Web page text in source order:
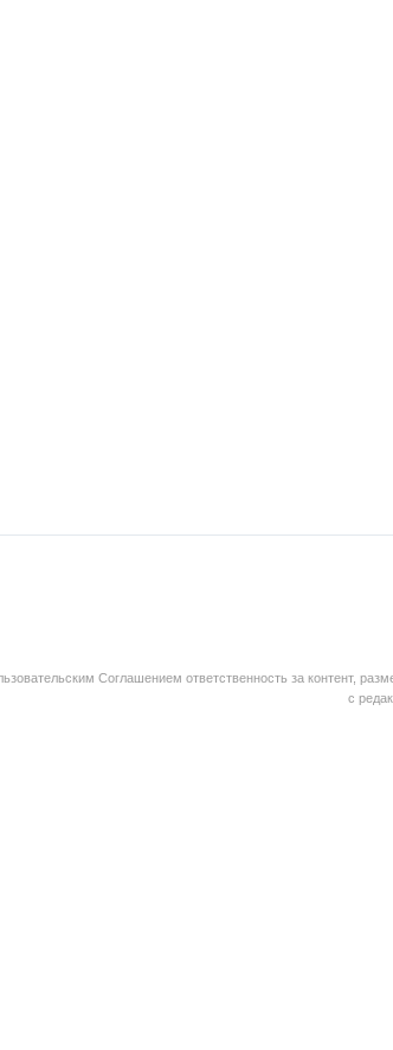
Соглашением ответственность за контент,
с